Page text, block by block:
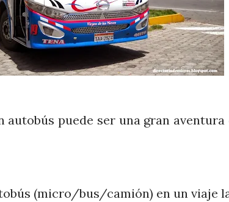
autobús puede ser una gran aventura
(micro/bus/camión) en un viaje